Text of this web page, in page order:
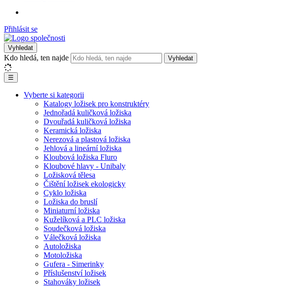
Přihlásit se
Vyhledat
Kdo hledá, ten najde Vyhledat
☰
Vyberte si kategorii
Katalogy ložisek pro konstruktéry
Jednořadá kuličková ložiska
Dvouřadá kuličková ložiska
Keramická ložiska
Nerezová a plastová ložiska
Jehlová a lineární ložiska
Kloubová ložiska Fluro
Kloubové hlavy - Unibaly
Ložisková tělesa
Čištění ložisek ekologicky
Cyklo ložiska
Ložiska do bruslí
Miniaturní ložiska
Kuželíková a PLC ložiska
Soudečková ložiska
Válečková ložiska
Autoložiska
Motoložiska
Gufera - Simerinky
Příslušenství ložisek
Stahováky ložisek